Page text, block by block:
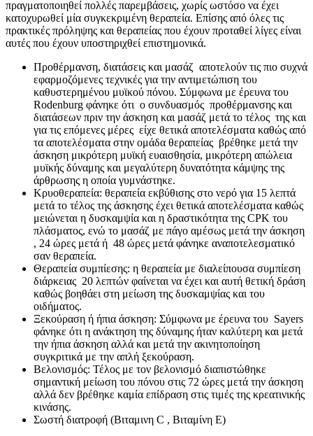
πραγματοποιηθεί πολλές παρεμβάσεις, χωρίς ωστόσο να έχει
κατοχυρωθεί μία συγκεκριμένη θεραπεία. Επίσης από όλες τις
πρακτικές πρόληψης και θεραπείας που έχουν προταθεί λίγες είναι
αυτές που έχουν υποστηριχθεί επιστημονικά.
Προθέρμανση, διατάσεις και μασάζ αποτελούν τις πιο συχνά
εφαρμοζόμενες τεχνικές για την αντιμετώπιση του
καθυστερημένου μυϊκού πόνου. Σύμφωνα με έρευνα του
Rodenburg φάνηκε ότι ο συνδυασμός προθέρμανσης και
διατάσεων πριν την άσκηση και μασάζ μετά το τέλος της και
για τις επόμενες μέρες είχε θετικά αποτελέσματα καθώς από
τα αποτελέσματα στην ομάδα θεραπείας βρέθηκε μετά την
άσκηση μικρότερη μυϊκή ευαισθησία, μικρότερη απώλεια
μυϊκής δύναμης και μεγαλύτερη δυνατότητα κάμψης της
άρθρωσης η οποία γυμνάστηκε.
Κρυοθεραπεία: θεραπεία εκβύθισης στο νερό για 15 λεπτά
μετά το τέλος της άσκησης έχει θετικά αποτελέσματα καθώς
μειώνεται η δυσκαμψία και η δραστικότητα της CPK του
πλάσματος, ενώ το μασάζ με πάγο αμέσως μετά την άσκηση
, 24 ώρες μετά ή 48 ώρες μετά φάνηκε αναποτελεσματικό
σαν θεραπεία.
Θεραπεία συμπίεσης: η θεραπεία με διαλείπουσα συμπίεση
διάρκειας 20 λεπτών φαίνεται να έχει και αυτή θετική δράση
καθώς βοηθάει στη μείωση της δυσκαμψίας και του
οιδήματος.
Ξεκούραση ή ήπια άσκηση: Σύμφωνα με έρευνα του Sayers
φάνηκε ότι η ανάκτηση της δύναμης ήταν καλύτερη και μετά
την ήπια άσκηση αλλά και μετά την ακινητοποίηση
συγκριτικά με την απλή ξεκούραση.
Βελονισμός: Τέλος με τον βελονισμό διαπιστώθηκε
σημαντική μείωση του πόνου στις 72 ώρες μετά την άσκηση
αλλά δεν βρέθηκε καμία επίδραση στις τιμές της κρεατινικής
κινάσης.
Σωστή διατροφή (Βιταμινη C , Βιταμίνη E)